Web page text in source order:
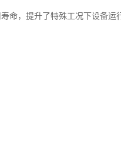
命，提升了特殊工况下设备运